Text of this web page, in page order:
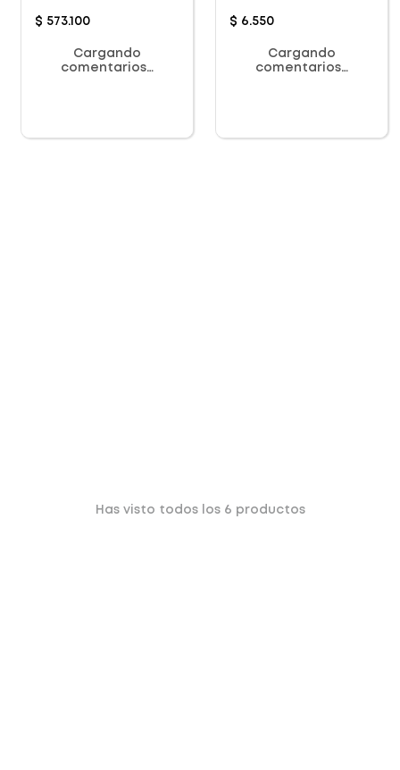
$ 573.100
Cargando
comentarios…
$ 6.550
Cargando
comentarios…
Has visto todos los 6 productos